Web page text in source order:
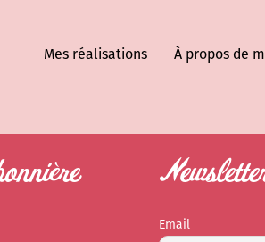
Mes réalisations À propos de
Email